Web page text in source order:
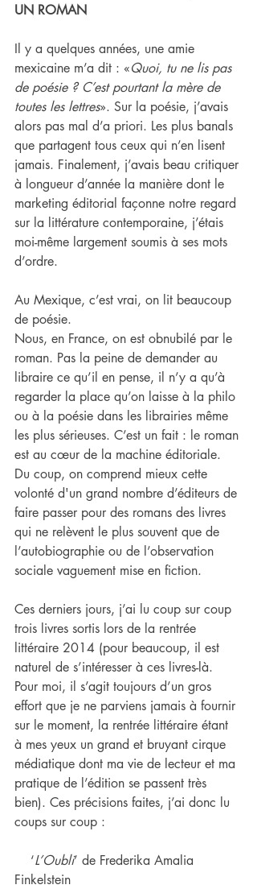
UN ROMAN
Il y a quelques années, une amie
mexicaine m’a dit : «Quoi, tu ne lis pas
de poésie ? C’est pourtant la mère de
toutes les lettres». Sur la poésie, j’avais
alors pas mal d’a priori. Les plus banals
que partagent tous ceux qui n’en lisent
jamais. Finalement, j’avais beau critiquer
à longueur d’année la manière dont le
marketing éditorial façonne notre regard
sur la littérature contemporaine, j’étais
moi-même largement soumis à ses mots
d’ordre.
Au Mexique, c’est vrai, on lit beaucoup
de poésie.
Nous, en France, on est obnubilé par le
roman. Pas la peine de demander au
libraire ce qu’il en pense, il n’y a qu’à
regarder la place qu’on laisse à la philo
ou à la poésie dans les librairies même
les plus sérieuses. C’est un fait : le roman
est au cœur de la machine éditoriale.
Du coup, on comprend mieux cette
volonté d'un grand nombre d’éditeurs de
faire passer pour des romans des livres
qui ne relèvent le plus souvent que de
l’autobiographie ou de l’observation
sociale vaguement mise en fiction.
Ces derniers jours, j’ai lu coup sur coup
trois livres sortis lors de la rentrée
littéraire 2014 (pour beaucoup, il est
naturel de s’intéresser à ces livres-là.
Pour moi, il s’agit toujours d’un gros
effort que je ne parviens jamais à fournir
sur le moment, la rentrée littéraire étant
à mes yeux un grand et bruyant cirque
médiatique dont ma vie de lecteur et ma
pratique de l’édition se passent très
bien). Ces précisions faites, j’ai donc lu
coups sur coup :
‘L’Oubli’ de Frederika Amalia
Finkelstein